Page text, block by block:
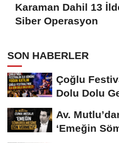
Karaman Dahil 13
Siber Operasyon
SON HABERLER
Çoğlu
Dolu Dolu
Av.
‘Emeğin